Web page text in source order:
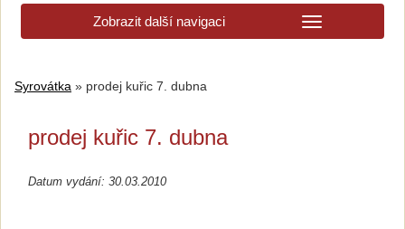
Zobrazit další navigaci
Syrovátka » prodej kuřic 7. dubna
prodej kuřic 7. dubna
Datum vydání: 30.03.2010